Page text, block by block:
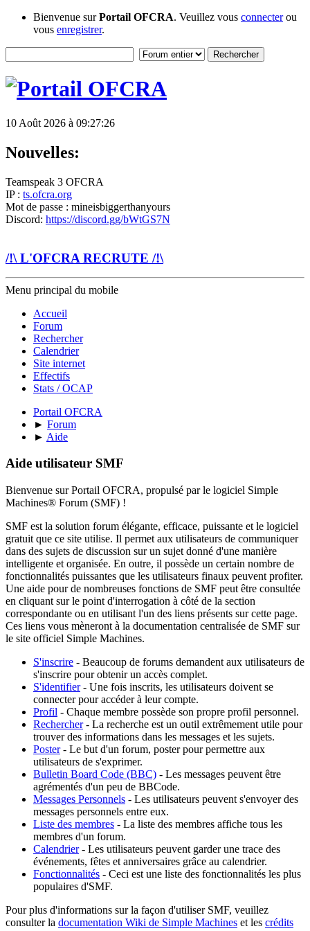
Bienvenue surPortail OFCRA. Veuillez vous connecterou
vous enregistrer.
10 Août 2026 à 09:27:26
Nouvelles:
Teamspeak 3 OFCRA
IP : ts.ofcra.org
Mot de passe : mineisbiggerthanyours
Discord: https://discord.gg/bWtGS7N
/!\ L'OFCRA RECRUTE /!\
Menu principal du mobile
Accueil
Forum
Rechercher
Calendrier
Site internet
Effectifs
Stats / OCAP
Portail OFCRA
► Forum
► Aide
Aide utilisateur SMF
Bienvenue sur Portail OFCRA, propulsé par le logiciel Simple
Machines® Forum (SMF) !
SMF est la solution forum élégante, efficace, puissante et le logiciel
gratuit que ce site utilise. Il permet aux utilisateurs de communiquer
dans des sujets de discussion sur un sujet donné d'une manière
intelligente et organisée. En outre, il possède un certain nombre de
fonctionnalités puissantes que les utilisateurs finaux peuvent profiter.
Une aide pour de nombreuses fonctions de SMF peut être consultée
en cliquant sur le point d'interrogation à côté de la section
correspondante ou en utilisant l'un des liens présents sur cette page.
Ces liens vous mèneront à la documentation centralisée de SMF sur
le site officiel Simple Machines.
S'inscrire - Beaucoup de forums demandent aux utilisateurs de
s'inscrire pour obtenir un accès complet.
S'identifier- Une fois inscrits, les utilisateurs doivent se
connecter pour accéder à leur compte.
Profil - Chaque membre possède son propre profil personnel.
Rechercher- La recherche est un outil extrêmement utile pour
trouver des informations dans les messages et les sujets.
Poster- Le but d'un forum, poster pour permettre aux
utilisateurs de s'exprimer.
Bulletin Board Code (BBC) - Les messages peuvent être
agrémentés d'un peu de BBCode.
Messages Personnels - Les utilisateurs peuvent s'envoyer des
messages personnels entre eux.
Liste des membres - La liste des membres affiche tous les
membres d'un forum.
Calendrier- Les utilisateurs peuvent garder une trace des
événements, fêtes et anniversaires grâce au calendrier.
Fonctionnalités - Ceci est une liste des fonctionnalités les plus
populaires d'SMF.
Pour plus d'informations sur la façon d'utiliser SMF, veuillez
consulter la documentation Wiki de Simple Machines et les crédits